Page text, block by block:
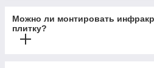
Можно ли монтировать
плитку?